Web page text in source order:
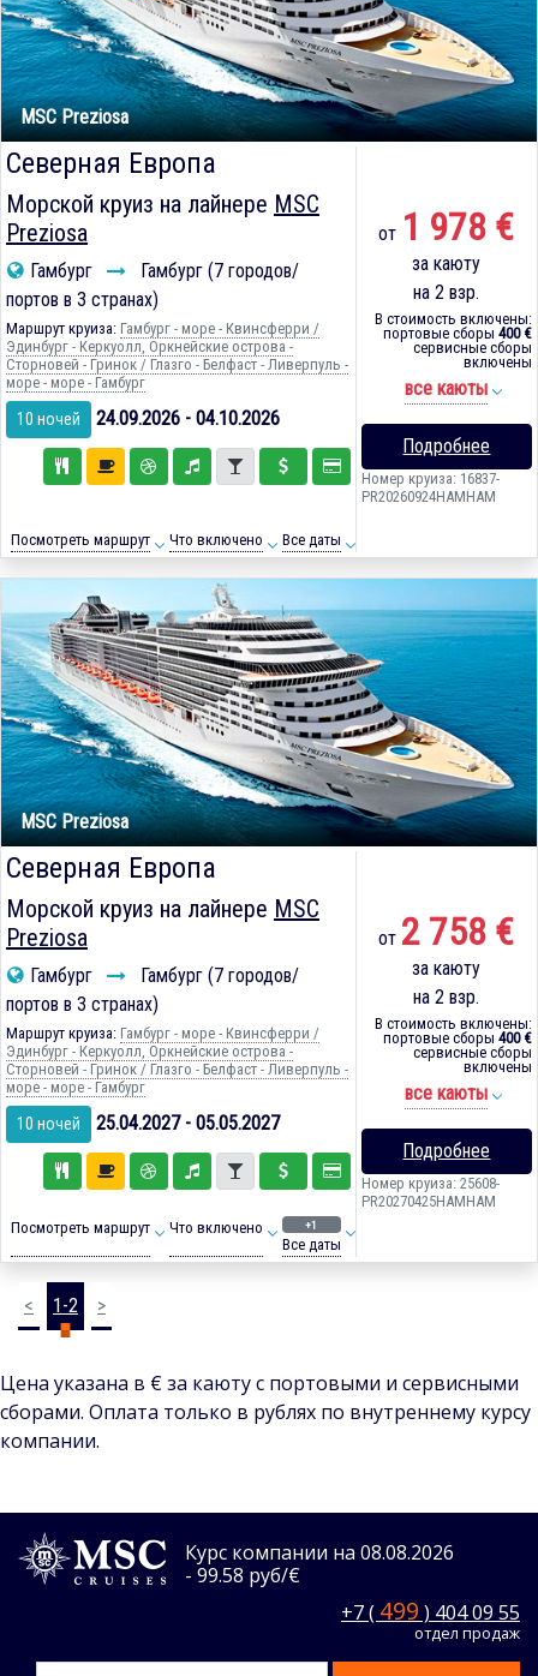
MSC Preziosa
Северная Европа
Морской круиз на лайнере MSC
Preziosa
Гамбург
Гамбург (7 городов/
портов в 3 странах)
Маршрут круиза: Гамбург - море - Квинсферри /
Эдинбург - Керкуолл, Оркнейские острова -
Сторновей - Гринок / Глазго - Белфаст - Ливерпуль -
море - море - Гамбург
10 ночей 24.09.2026 - 04.10.2026
Посмотреть маршрут Что включено Все даты
от 1 978 €
за каюту
на 2 взр.
В стоимость включены:
портовые сборы 400 €
сервисные сборы
включены
все каюты
Подробнее
Номер круиза: 16837-
PR20260924HAMHAM
MSC Preziosa
Северная Европа
Морской круиз на лайнере MSC
Preziosa
Гамбург
Гамбург (7 городов/
портов в 3 странах)
Маршрут круиза: Гамбург - море - Квинсферри /
Эдинбург - Керкуолл, Оркнейские острова -
Сторновей - Гринок / Глазго - Белфаст - Ливерпуль -
море - море - Гамбург
10 ночей 25.04.2027 - 05.05.2027
Посмотреть маршрут Что включено +1
Все даты
от 2 758 €
за каюту
на 2 взр.
В стоимость включены:
портовые сборы 400 €
сервисные сборы
включены
все каюты
Подробнее
Номер круиза: 25608-
PR20270425HAMHAM
< 1-2 >
Цена указана в € за каюту с портовыми и сервисными
сборами. Оплата только в рублях по внутреннему курсу
компании.
Курс компании на 08.08.2026
- 99.58 руб/€
+7 ( 499 ) 404 09 55
отдел продаж